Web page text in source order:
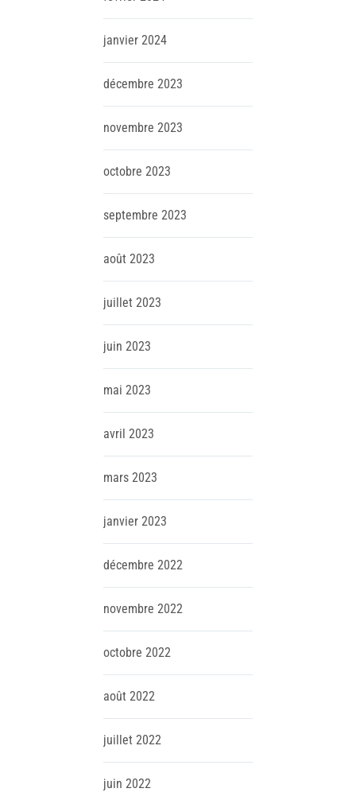
janvier 2024
décembre 2023
novembre 2023
octobre 2023
septembre 2023
août 2023
juillet 2023
juin 2023
mai 2023
avril 2023
mars 2023
janvier 2023
décembre 2022
novembre 2022
octobre 2022
août 2022
juillet 2022
juin 2022